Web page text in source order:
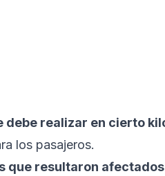
debe realizar en cierto
los pasajeros.
que resultaron